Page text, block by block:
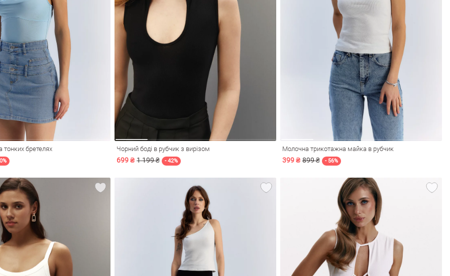
тонких бретелях Чорний боді в рубчик з вирізом
699 ₴ 1 199 ₴ - 42%
Молочна трикотажна майка в рубчик
399 ₴ 899 ₴ - 56%